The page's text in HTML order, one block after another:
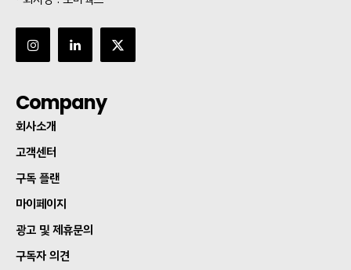
Company
회사소개
고객센터
구독 플랜
마이페이지
광고 및 제휴문의
구독자 의견